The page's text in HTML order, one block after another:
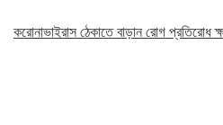
করোনাভাইরাস ঠেকাতে বাড়ান রোগ প্রতিরোধ